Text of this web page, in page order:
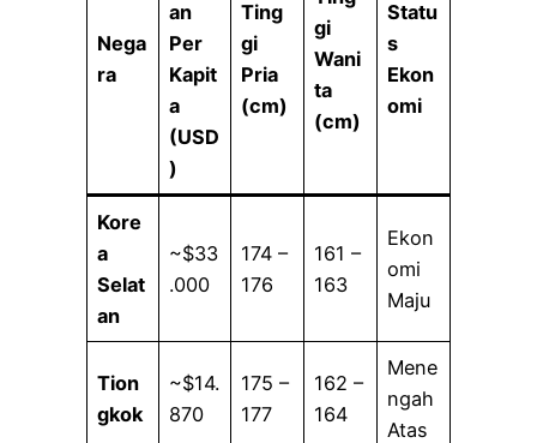
Nega
ra
an
Per
Kapit
a
(USD
)
Ting
gi
Pria
(cm)
gi
Wani
ta
(cm)
Statu
s
Ekon
omi
Kore
a
Selat
an
~$33
.000
174 –
176
161 –
163
Ekon
omi
Maju
Tion
gkok
~$14.
870
175 –
177
162 –
164
Mene
ngah
Atas